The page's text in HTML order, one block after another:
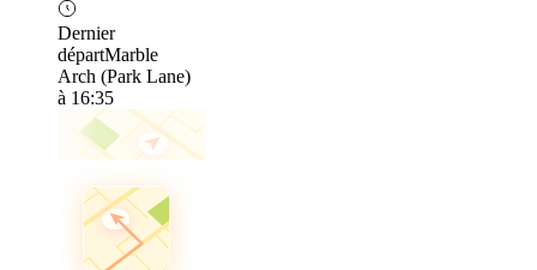
Dernier
départMarble
Arch (Park Lane)
à 16:35